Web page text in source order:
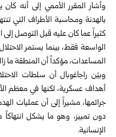
وأشار المقرر الأممي إلى أنه كان
بالهدنة ومحاسبة الأطراف التي
كثيراً عما كان عليه قبل التوصل
الواسعة فقط، بينما يستمر
المساعدات، مؤكداً أن المنطقة ما
وبيّن راجاغوبال أن سلطات
أهداف عسكرية، لكنها في معظم
جرائمها، مشيراً إلى أن عمليات
دون تمييز، وهو ما يشكل
الإنسانية.